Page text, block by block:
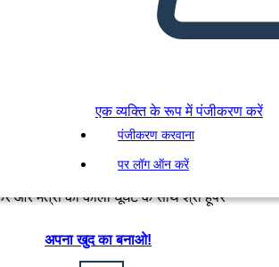
एक व्यक्ति के रूप में पंजीकरण करें
पंजीकरण करवाना
पर लॉग ऑन करें
अपना खुद का बनाओ!